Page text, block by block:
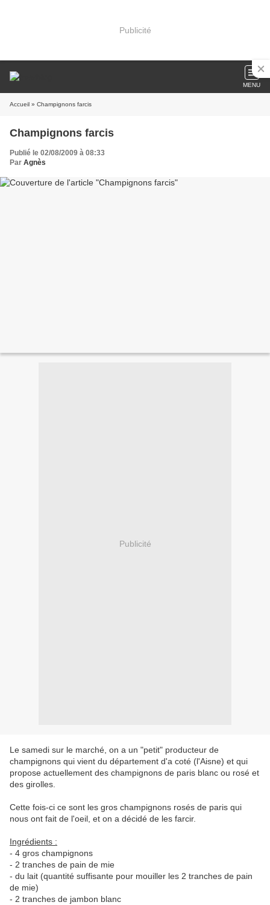
Publicité
MENU
Accueil » Champignons farcis
Champignons farcis
Publié le 02/08/2009 à 08:33
Par Agnès
Publicité
Le samedi sur le marché, on a un "petit" producteur de
champignons qui vient du département d'a coté (l'Aisne) et qui
propose actuellement des champignons de paris blanc ou rosé et
des girolles.
Cette fois-ci ce sont les gros champignons rosés de paris qui
nous ont fait de l'oeil, et on a décidé de les farcir.
Ingrédients :
- 4 gros champignons
- 2 tranches de pain de mie
- du lait (quantité suffisante pour mouiller les 2 tranches de pain
de mie)
- 2 tranches de jambon blanc